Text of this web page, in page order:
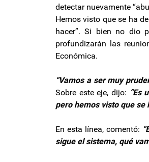
detectar nuevamente
Hemos visto que se ha
hacer”. Si bien no dio
profundizarán las
Económica.
“Vamos a ser muy
Sobre este eje, dijo: “Es
pero hemos visto que se
En esta línea, comentó:
sigue el sistema, qué